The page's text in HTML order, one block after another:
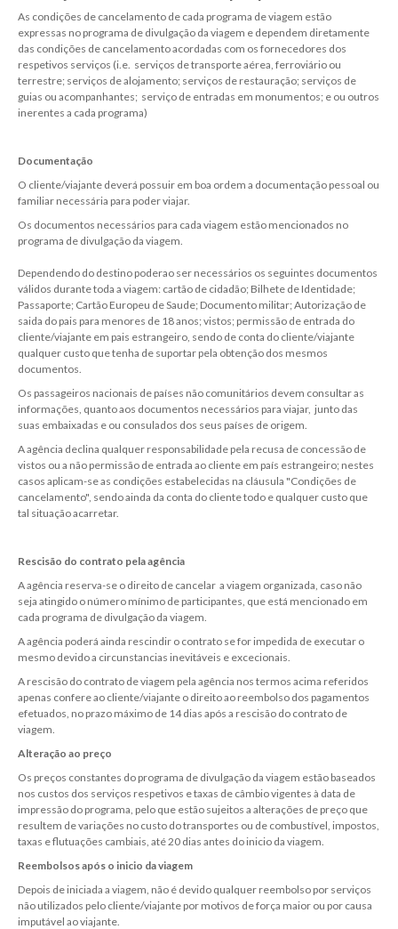
As condições de cancelamento de cada programa de viagem estão
expressas no programa de divulgação da viagem e dependem diretamente
das condições de cancelamento acordadas com os fornecedores dos
respetivos serviços (i.e. serviços de transporte aérea, ferroviário ou
terrestre; serviços de alojamento; serviços de restauração; serviços de
guias ou acompanhantes; serviço de entradas em monumentos; e ou outros
inerentes a cada programa)
Documentação
O cliente/viajante deverá possuir em boa ordem a documentação pessoal ou
familiar necessária para poder viajar.
Os documentos necessários para cada viagem estão mencionados no
programa de divulgação da viagem.
Dependendo do destino poderao ser necessários os seguintes documentos
válidos durante toda a viagem: cartão de cidadão; Bilhete de Identidade;
Passaporte; Cartão Europeu de Saude; Documento militar; Autorização de
saida do pais para menores de 18 anos; vistos; permissão de entrada do
cliente/viajante em pais estrangeiro, sendo de conta do cliente/viajante
qualquer custo que tenha de suportar pela obtenção dos mesmos
documentos.
Os passageiros nacionais de países não comunitários devem consultar as
informações, quanto aos documentos necessários para viajar, junto das
suas embaixadas e ou consulados dos seus países de origem.
A agência declina qualquer responsabilidade pela recusa de concessão de
vistos ou a não permissão de entrada ao cliente em país estrangeiro; nestes
casos aplicam-se as condições estabelecidas na cláusula "Condições de
cancelamento", sendo ainda da conta do cliente todo e qualquer custo que
tal situação acarretar.
Rescisão do contrato pela agência
A agência reserva-se o direito de cancelar a viagem organizada, caso não
seja atingido o número mínimo de participantes, que está mencionado em
cada programa de divulgação da viagem.
A agência poderá ainda rescindir o contrato se for impedida de executar o
mesmo devido a circunstancias inevitáveis e excecionais.
A rescisão do contrato de viagem pela agência nos termos acima referidos
apenas confere ao cliente/viajante o direito ao reembolso dos pagamentos
efetuados, no prazo máximo de 14 dias após a rescisão do contrato de
viagem.
Alteração ao preço
Os preços constantes do programa de divulgação da viagem estão baseados
nos custos dos serviços respetivos e taxas de câmbio vigentes à data de
impressão do programa, pelo que estão sujeitos a alterações de preço que
resultem de variações no custo do transportes ou de combustível, impostos,
taxas e flutuações cambiais, até 20 dias antes do inicio da viagem.
Reembolsos após o inicio da viagem
Depois de iniciada a viagem, não é devido qualquer reembolso por serviços
não utilizados pelo cliente/viajante por motivos de força maior ou por causa
imputável ao viajante.